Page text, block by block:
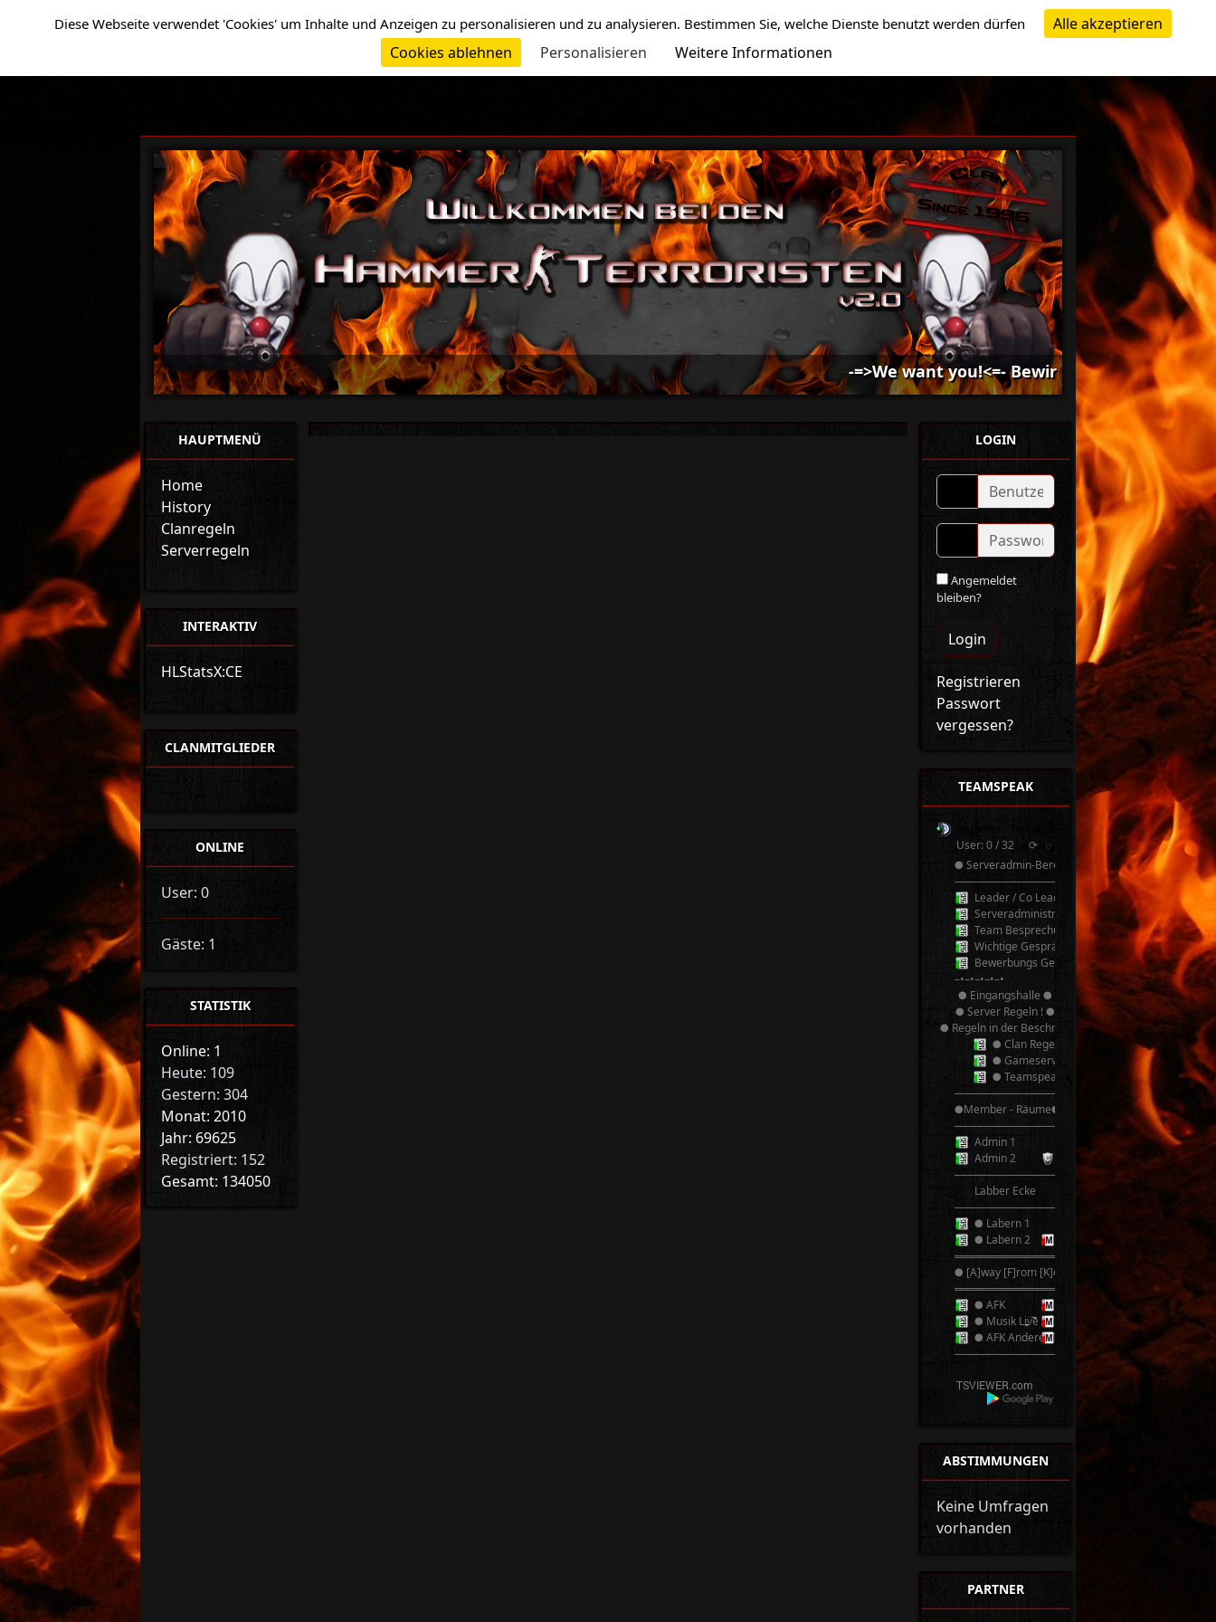
-=>We want you!<=- Bewirb dich bei uns -=>We
HAUPTMENÜ
Home
History
Clanregeln
Serverregeln
INTERAKTIV
HLStatsX:CE
CLANMITGLIEDER
ONLINE
User: 0
Gäste: 1
STATISTIK
Online: 1
Heute: 109
Gestern: 304
Monat: 2010
Jahr: 69625
Registriert: 152
Gesamt: 134050
LOGIN
Angemeldet
bleiben?
Login
Registrieren
Passwort
vergessen?
TEAMSPEAK
Hammer - Terroristen v2.0 TeamSpeak³
User: 0 / 32
⟳ ◌
● Serveradmin-Bereich ●
──────────
Leader / Co Leader
Serveradministrator
Team Besprechung
Wichtige Gespräche! Bitte nicht Stören!
Bewerbungs Gespräche
–•–•–•–•–•
● Eingangshalle ●
● Server Regeln ! ●
● Regeln in der Beschreibung ●
● Clan Regeln ●
● Gameserver Regeln ●
● Teamspeak 3 Regeln ●
──────────
●Member - Räume●
──────────
Admin 1
Admin 2
──────────
Labber Ecke
──────────
● Labern 1
● Labern 2
══════════
● [A]way [F]rom [K]eyboard ●
══════════
● AFK
● Musik Live
● AFK Anderer TS
──────────
ABSTIMMUNGEN
Keine Umfragen
vorhanden
PARTNER
Diese Webseite verwendet 'Cookies' um Inhalte und Anzeigen zu personalisieren und zu analysieren. Bestimmen Sie, welche Dienste benutzt werden dürfen
Alle akzeptieren
Cookies ablehnen
Personalisieren Weitere Informationen